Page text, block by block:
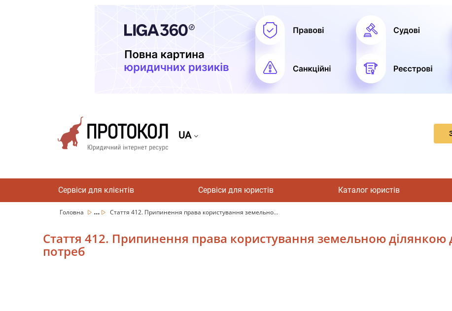
UA
Сервіси для клієнтів Сервіси для юристів Каталог юристів
Головна ... Стаття 412. Припинення права користування земельно...
Стаття 412. Припинення права користування земельною ділянкою
потреб